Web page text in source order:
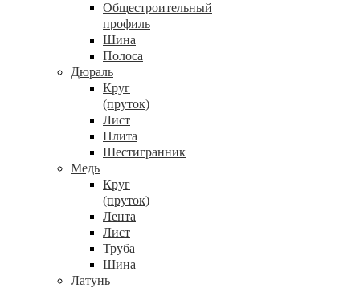
Общестроительный
профиль
Шина
Полоса
Дюраль
Круг
(пруток)
Лист
Плита
Шестигранник
Медь
Круг
(пруток)
Лента
Лист
Труба
Шина
Латунь